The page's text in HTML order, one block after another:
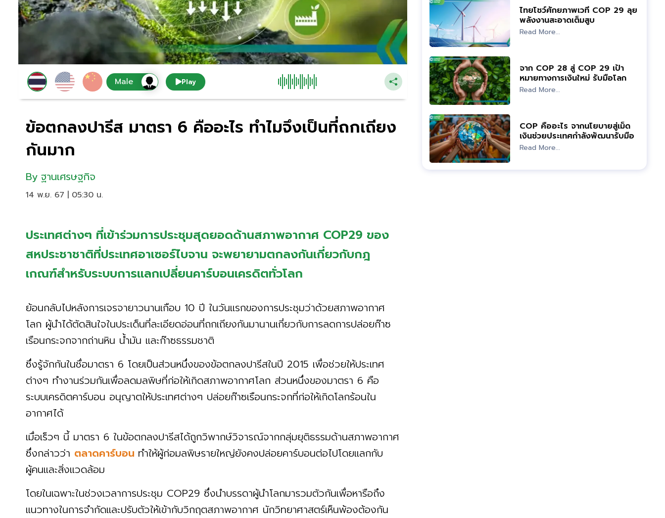
Play
ข้อตกลงปารีส มาตรา 6 คืออะไร ทำไมจึงเป็นที่ถกเถียง
กันมาก
By ฐานเศรษฐกิจ
14 พ.ย. 67 | 05:30 น.
ประเทศต่างๆ ที่เข้าร่วมการประชุมสุดยอดด้านสภาพอากาศ COP29 ของ
สหประชาชาติที่ประเทศอาเซอร์ไบจาน จะพยายามตกลงกันเกี่ยวกับกฎ
เกณฑ์สำหรับระบบการแลกเปลี่ยนคาร์บอนเครดิตทั่วโลก
ย้อนกลับไปหลังการเจรจายาวนานเกือบ 10 ปี ในวันแรกของการประชุมว่าด้วยสภาพอากาศ
โลก ผู้นำได้ตัดสินใจในประเด็นที่ละเอียดอ่อนที่ถกเถียงกันมานานเกี่ยวกับการลดการปล่อยก๊าซ
เรือนกระจกจากถ่านหิน น้ำมัน และก๊าซธรรมชาติ
ซึ่งรู้จักกันในชื่อมาตรา 6 โดยเป็นส่วนหนึ่งของข้อตกลงปารีสในปี 2015 เพื่อช่วยให้ประเทศ
ต่างๆ ทำงานร่วมกันเพื่อลดมลพิษที่ก่อให้เกิดสภาพอากาศโลก ส่วนหนึ่งของมาตรา 6 คือ
ระบบเครดิตคาร์บอน อนุญาตให้ประเทศต่างๆ ปล่อยก๊าซเรือนกระจกที่ก่อให้เกิดโลกร้อนใน
อากาศได้
เมื่อเร็วๆ นี้ มาตรา 6 ในข้อตกลงปารีสได้ถูกวิพากษ์วิจารณ์จากกลุ่มยุติธรรมด้านสภาพอากาศ
ซึ่งกล่าวว่า ตลาดคาร์บอน ทำให้ผู้ก่อมลพิษรายใหญ่ยังคงปล่อยคาร์บอนต่อไปโดยแลกกับ
ผู้คนและสิ่งแวดล้อม
โดยในเฉพาะในช่วงเวลาการประชุม COP29 ซึ่งนำบรรดาผู้นำโลกมารวมตัวกันเพื่อหารือถึง
แนวทางในการจำกัดและปรับตัวให้เข้ากับวิกฤตสภาพอากาศ นักวิทยาศาสตร์เห็นพ้องต้องกัน
ไทยโชว์ศักยภาพเวที COP 29 ลุย
พลังงานสะอาดเต็มสูบ
Read More...
จาก COP 28 สู่ COP 29 เป้า
หมายทางการเงินใหม่ รับมือโลก
ร้อน
Read More...
COP คืออะไร จากนโยบายสู่เม็ด
เงินช่วยประเทศกำลังพัฒนารับมือ
โลกร้อน
Read More...